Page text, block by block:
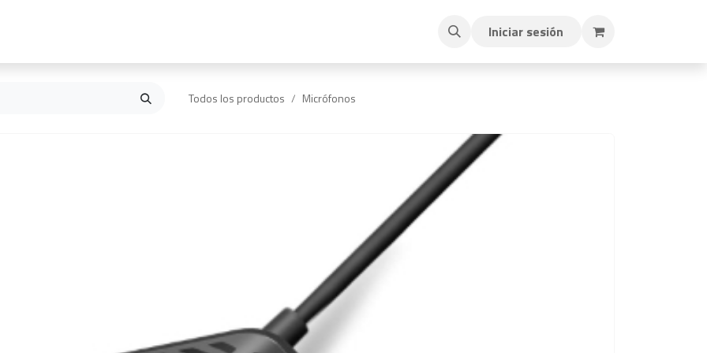
Iniciar sesión
Todos los productos Micrófonos